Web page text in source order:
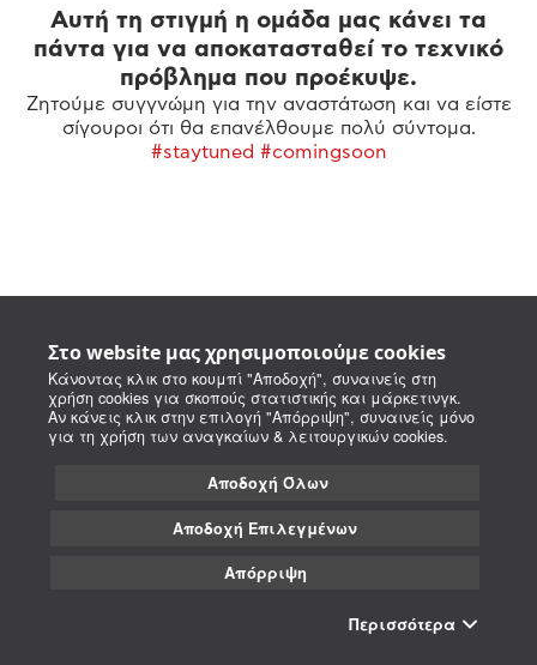
Στο website μας χρησιμοποιούμε cookies
Κάνοντας κλικ στο κουμπί "Αποδοχή", συναινείς στη
χρήση cookies για σκοπούς στατιστικής και μάρκετινγκ.
Αν κάνεις κλικ στην επιλογή "Απόρριψη", συναινείς μόνο
για τη χρήση των αναγκαίων & λειτουργικών cookies.
Αποδοχή Όλων
Αποδοχή Επιλεγμένων
Απόρριψη
Περισσότερα
Αυτή τη στιγμή η ομάδα μας κάνει τα
πάντα για να αποκατασταθεί το τεχνικό
πρόβλημα που προέκυψε.
Ζητούμε συγγνώμη για την αναστάτωση και να είστε
σίγουροι ότι θα επανέλθουμε πολύ σύντομα.
#staytuned #comingsoon